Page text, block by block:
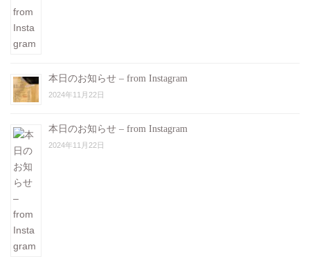
本日のお知らせ – from Instagram
2024年11月22日
本日のお知らせ – from Instagram
2024年11月22日